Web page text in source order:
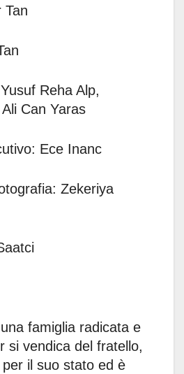
Tan
Reha Alp,
Can Yaras
Ece Inanc
Zekeriya
famiglia radicata e
si vendica del fratello,
il suo stato ed è